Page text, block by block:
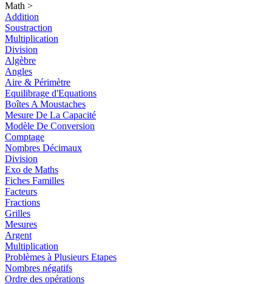
Math >
Addition
Soustraction
Multiplication
Division
Algèbre
Angles
Aire & Périmètre
Equilibrage d'Equations
Boîtes A Moustaches
Mesure De La Capacité
Modèle De Conversion
Comptage
Nombres Décimaux
Division
Exo de Maths
Fiches Familles
Facteurs
Fractions
Grilles
Mesures
Argent
Multiplication
Problèmes à Plusieurs Etapes
Nombres négatifs
Ordre des opérations